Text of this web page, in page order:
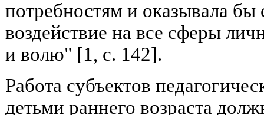
потребностям и оказывала бы
воздействие на все сферы
и волю" [1, с. 142].
Работа субъектов
детьми раннего возраста